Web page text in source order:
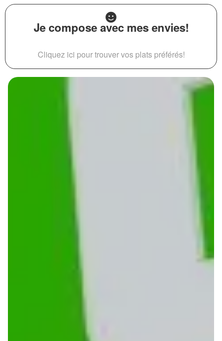
Je compose avec mes envies!
Cliquez ici pour trouver vos plats préférés!